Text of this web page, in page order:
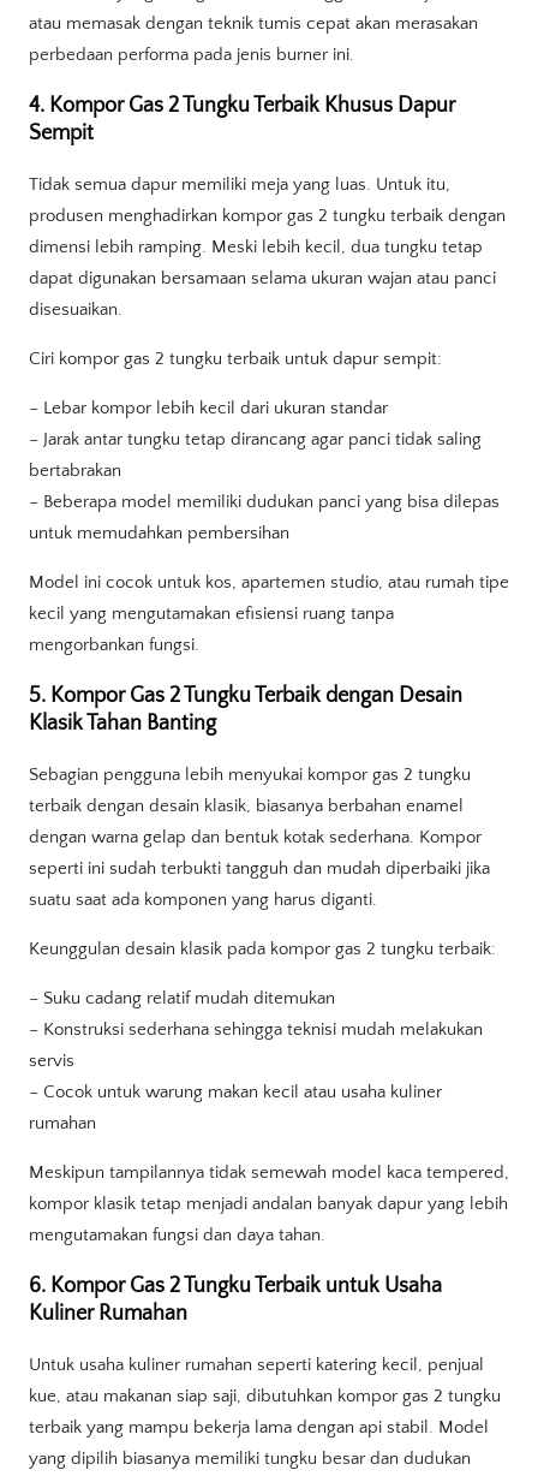
atau memasak dengan teknik tumis cepat akan merasakan
perbedaan performa pada jenis burner ini.
4. Kompor Gas 2 Tungku Terbaik Khusus Dapur
Sempit
Tidak semua dapur memiliki meja yang luas. Untuk itu,
produsen menghadirkan kompor gas 2 tungku terbaik dengan
dimensi lebih ramping. Meski lebih kecil, dua tungku tetap
dapat digunakan bersamaan selama ukuran wajan atau panci
disesuaikan.
Ciri kompor gas 2 tungku terbaik untuk dapur sempit:
– Lebar kompor lebih kecil dari ukuran standar
– Jarak antar tungku tetap dirancang agar panci tidak saling
bertabrakan
– Beberapa model memiliki dudukan panci yang bisa dilepas
untuk memudahkan pembersihan
Model ini cocok untuk kos, apartemen studio, atau rumah tipe
kecil yang mengutamakan efisiensi ruang tanpa
mengorbankan fungsi.
5. Kompor Gas 2 Tungku Terbaik dengan Desain
Klasik Tahan Banting
Sebagian pengguna lebih menyukai kompor gas 2 tungku
terbaik dengan desain klasik, biasanya berbahan enamel
dengan warna gelap dan bentuk kotak sederhana. Kompor
seperti ini sudah terbukti tangguh dan mudah diperbaiki jika
suatu saat ada komponen yang harus diganti.
Keunggulan desain klasik pada kompor gas 2 tungku terbaik:
– Suku cadang relatif mudah ditemukan
– Konstruksi sederhana sehingga teknisi mudah melakukan
servis
– Cocok untuk warung makan kecil atau usaha kuliner
rumahan
Meskipun tampilannya tidak semewah model kaca tempered,
kompor klasik tetap menjadi andalan banyak dapur yang lebih
mengutamakan fungsi dan daya tahan.
6. Kompor Gas 2 Tungku Terbaik untuk Usaha
Kuliner Rumahan
Untuk usaha kuliner rumahan seperti katering kecil, penjual
kue, atau makanan siap saji, dibutuhkan kompor gas 2 tungku
terbaik yang mampu bekerja lama dengan api stabil. Model
yang dipilih biasanya memiliki tungku besar dan dudukan